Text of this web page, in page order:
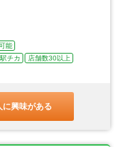
能
駅チカ
店舗数30以上
に興味がある